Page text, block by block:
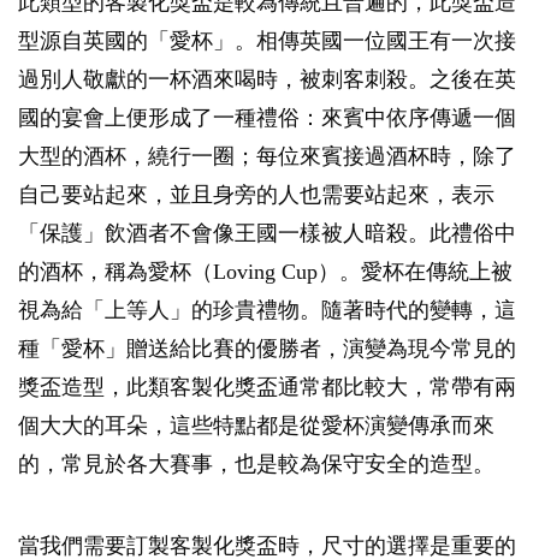
型源自英國的「愛杯」。相傳英國一位國王有一次接
過別人敬獻的一杯酒來喝時，被刺客刺殺。之後在英
國的宴會上便形成了一種禮俗：來賓中依序傳遞一個
大型的酒杯，繞行一圈；每位來賓接過酒杯時，除了
自己要站起來，並且身旁的人也需要站起來，表示
「保護」飲酒者不會像王國一樣被人暗殺。此禮俗中
的酒杯，稱為愛杯（Loving Cup）。愛杯在傳統上被
視為給「上等人」的珍貴禮物。隨著時代的變轉，這
種「愛杯」贈送給比賽的優勝者，演變為現今常見的
獎盃造型，此類客製化獎盃通常都比較大，常帶有兩
個大大的耳朵，這些特點都是從愛杯演變傳承而來
的，常見於各大賽事，也是較為保守安全的造型。
當我們需要訂製客製化獎盃時，尺寸的選擇是重要的